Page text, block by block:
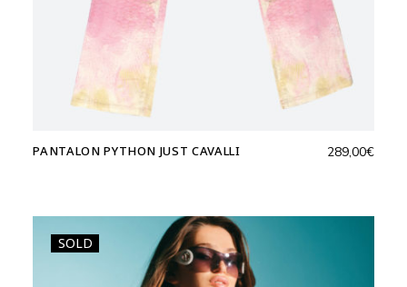
PANTALON PYTHON JUST CAVALLI 289,00€
SOLD